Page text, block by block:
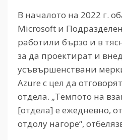
В началото на 2022 г.
Microsoft и
работили бързо и в
за да проектират и
усъвършенствани
Azure с цел да
отдела. „Темпото на
[отдела] е ежедневно,
отдолу нагоре“,